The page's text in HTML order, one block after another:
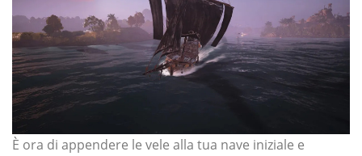
È ora di appendere le vele alla tua nave iniziale e